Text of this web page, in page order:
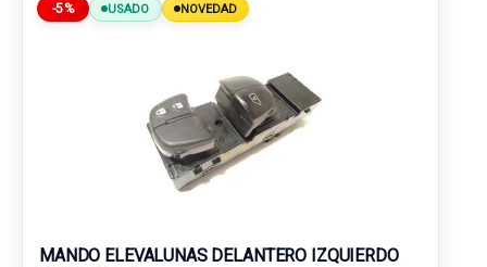
-5% USADO NOVEDAD
MANDO ELEVALUNAS DELANTERO IZQUIERDO